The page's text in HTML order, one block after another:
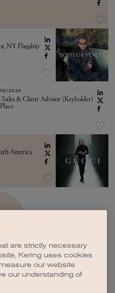
NY Flagship
2026
& Client Advisor (Keyholder)
America
ALERTE
are strictly necessary
Kering uses cookies
our website
our understanding of